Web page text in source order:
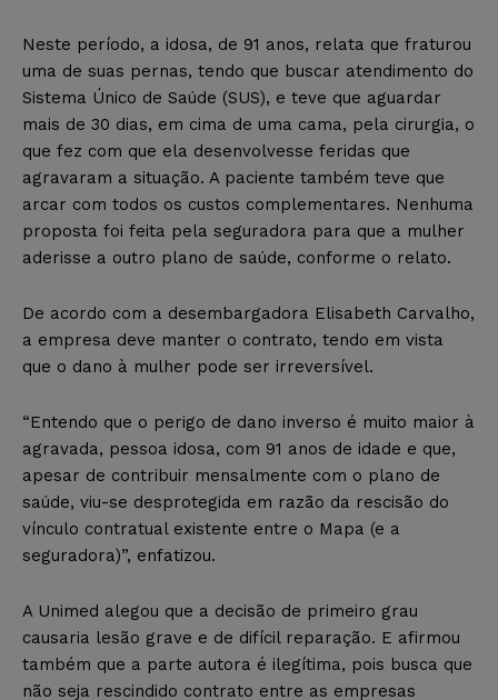
Neste período, a idosa, de 91 anos, relata que fraturou
uma de suas pernas, tendo que buscar atendimento do
Sistema Único de Saúde (SUS), e teve que aguardar
mais de 30 dias, em cima de uma cama, pela cirurgia, o
que fez com que ela desenvolvesse feridas que
agravaram a situação. A paciente também teve que
arcar com todos os custos complementares. Nenhuma
proposta foi feita pela seguradora para que a mulher
aderisse a outro plano de saúde, conforme o relato.
De acordo com a desembargadora Elisabeth Carvalho,
a empresa deve manter o contrato, tendo em vista
que o dano à mulher pode ser irreversível.
“Entendo que o perigo de dano inverso é muito maior à
agravada, pessoa idosa, com 91 anos de idade e que,
apesar de contribuir mensalmente com o plano de
saúde, viu-se desprotegida em razão da rescisão do
vínculo contratual existente entre o Mapa (e a
seguradora)”, enfatizou.
A Unimed alegou que a decisão de primeiro grau
causaria lesão grave e de difícil reparação. E afirmou
também que a parte autora é ilegítima, pois busca que
não seja rescindido contrato entre as empresas